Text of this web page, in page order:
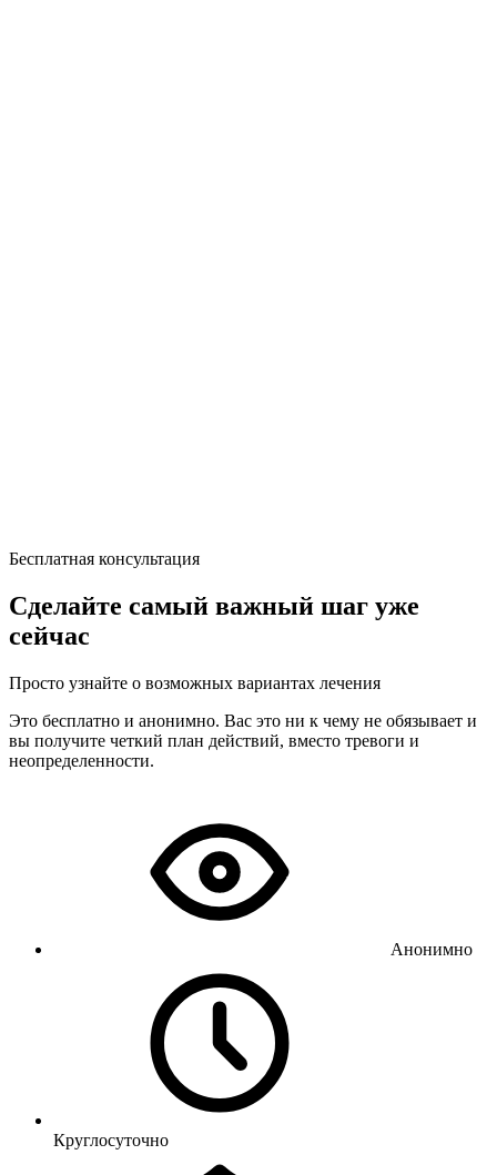
Бесплатная консультация
Сделайте самый важный шаг уже
сейчас
Просто узнайте о возможных вариантах лечения
Это бесплатно и анонимно. Вас это ни к чему не обязывает и
вы получите четкий план действий, вместо тревоги и
неопределенности.
Анонимно
Круглосуточно